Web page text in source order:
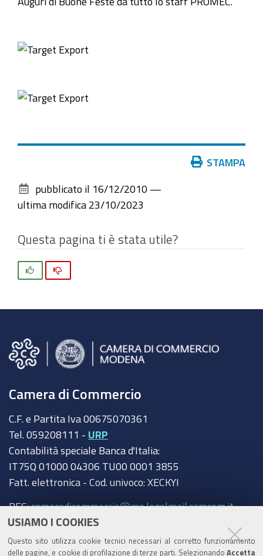
USIAMO I COOKIES
Questo sito utilizza cookie tecnici necessari al corretto funzionamento
delle pagine, e cookie di profilazione di terze parti. Selezionando Accetta
documento
STAMPA
pubblicato il 16/12/2010 —
ultima modifica 23/10/2023
Questa pagina ti è stata utile?
Camera di Commercio
C.F. e Partita Iva 00675070361
Tel. 059208111 - URP
Contabilità speciale Banca d'Italia:
IT75Q 01000 04306 TU00 0001 3855
Fatt. elettronica - Cod. univoco: XECKYI
PEC:cameradicommercio@mo.legalmail.camcom.it
Trasparenza
Amministrazione trasparente